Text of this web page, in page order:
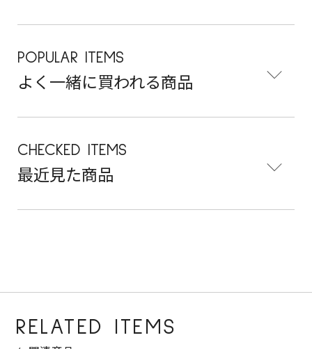
POPULAR ITEMS
よく一緒に買われる商品
CHECKED ITEMS
最近見た商品
RELATED ITEMS